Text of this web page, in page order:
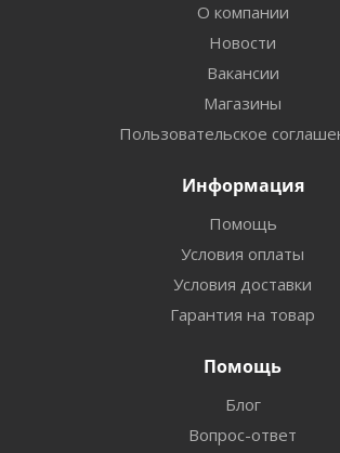
О компании
Новости
Вакансии
Магазины
Пользовательское
Информация
Помощь
Условия оплаты
Условия доставки
Гарантия на товар
Помощь
Блог
Вопрос-ответ